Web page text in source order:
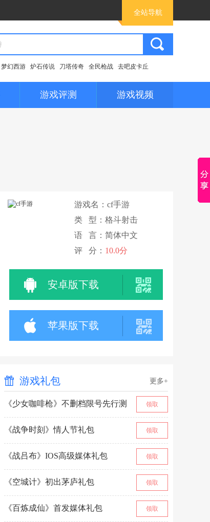
全站导航
梦幻西游 炉石传说 刀塔传奇 全民枪战 去吧皮卡丘
游戏评测 游戏视频
游戏名： cf手游
类 型：格斗射击
语 言：简体中文
评 分： 10.0分
安卓版下载
苹果版下载
游戏礼包 更多+
《少女咖啡枪》不删档限号先行测
试激活码
领取
《战争时刻》情人节礼包 领取
《战吕布》IOS高级媒体礼包 领取
《空城计》初出茅庐礼包 领取
《百炼成仙》首发媒体礼包 领取